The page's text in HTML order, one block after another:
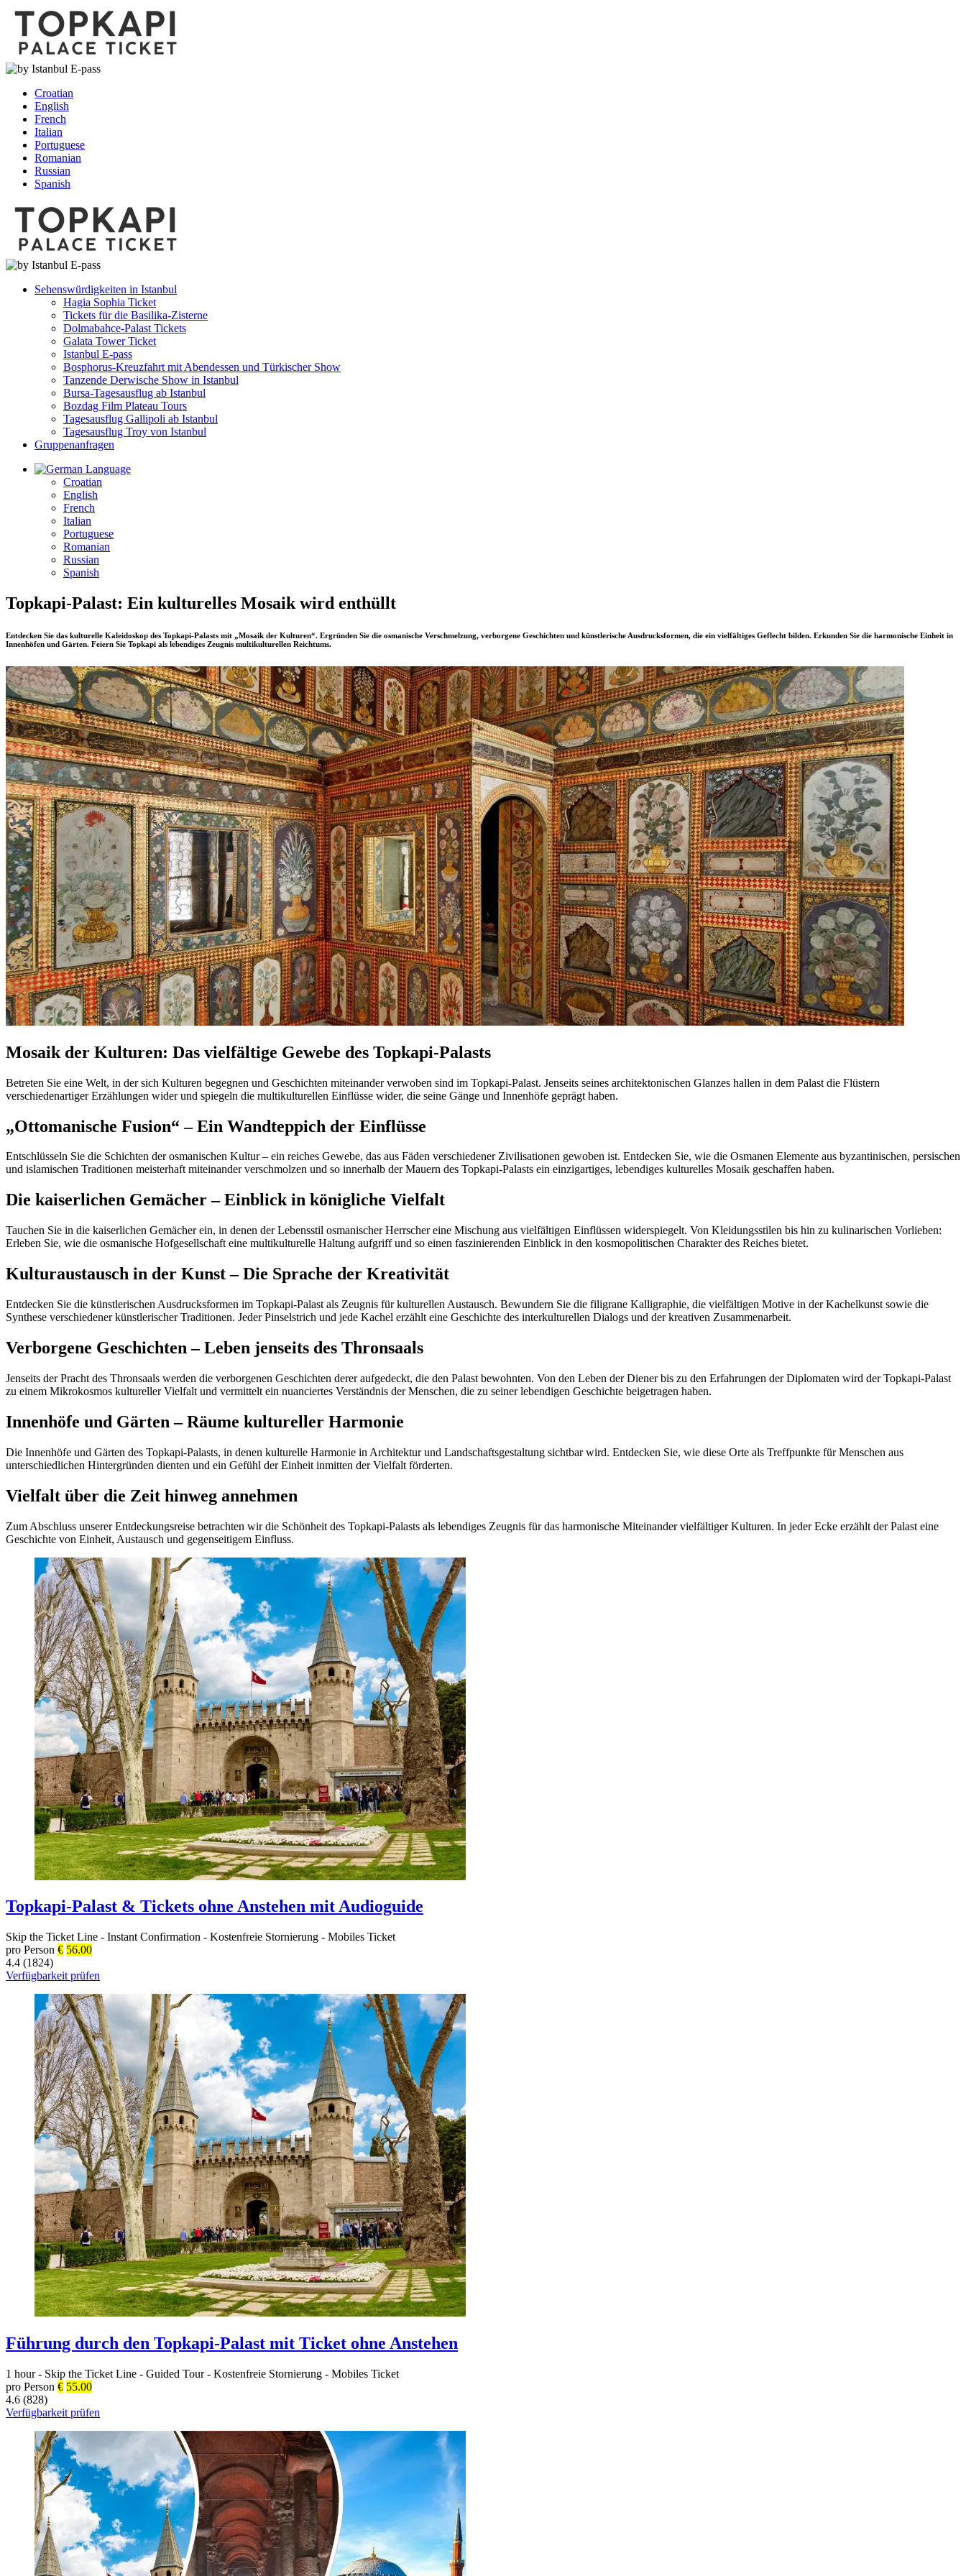
Croatian
English
French
Italian
Portuguese
Romanian
Russian
Spanish
Sehenswürdigkeiten in Istanbul
Hagia Sophia Ticket
Tickets für die Basilika-Zisterne
Dolmabahce-Palast Tickets
Galata Tower Ticket
Istanbul E-pass
Bosphorus-Kreuzfahrt mit Abendessen und Türkischer Show
Tanzende Derwische Show in Istanbul
Bursa-Tagesausflug ab Istanbul
Bozdag Film Plateau Tours
Tagesausflug Gallipoli ab Istanbul
Tagesausflug Troy von Istanbul
Gruppenanfragen
Language
Croatian
English
French
Italian
Portuguese
Romanian
Russian
Spanish
Topkapi-Palast: Ein kulturelles Mosaik wird enthüllt
Entdecken Sie das kulturelle Kaleidoskop des Topkapi-Palasts mit „Mosaik der Kulturen“. Ergründen Sie die osmanische Verschmelzung, verborgene Geschichten und künstlerische Ausdrucksformen, die ein vielfältiges Geflecht bilden. Erkunden Sie die harmonische Einheit in
Innenhöfen und Gärten. Feiern Sie Topkapi als lebendiges Zeugnis multikulturellen Reichtums.
Mosaik der Kulturen: Das vielfältige Gewebe des Topkapi-Palasts
Betreten Sie eine Welt, in der sich Kulturen begegnen und Geschichten miteinander verwoben sind im Topkapi-Palast. Jenseits seines architektonischen Glanzes hallen in dem Palast die Flüstern
verschiedenartiger Erzählungen wider und spiegeln die multikulturellen Einflüsse wider, die seine Gänge und Innenhöfe geprägt haben.
„Ottomanische Fusion“ – Ein Wandteppich der Einflüsse
Entschlüsseln Sie die Schichten der osmanischen Kultur – ein reiches Gewebe, das aus Fäden verschiedener Zivilisationen gewoben ist. Entdecken Sie, wie die Osmanen Elemente aus byzantinischen, persischen
und islamischen Traditionen meisterhaft miteinander verschmolzen und so innerhalb der Mauern des Topkapi-Palasts ein einzigartiges, lebendiges kulturelles Mosaik geschaffen haben.
Die kaiserlichen Gemächer – Einblick in königliche Vielfalt
Tauchen Sie in die kaiserlichen Gemächer ein, in denen der Lebensstil osmanischer Herrscher eine Mischung aus vielfältigen Einflüssen widerspiegelt. Von Kleidungsstilen bis hin zu kulinarischen Vorlieben:
Erleben Sie, wie die osmanische Hofgesellschaft eine multikulturelle Haltung aufgriff und so einen faszinierenden Einblick in den kosmopolitischen Charakter des Reiches bietet.
Kulturaustausch in der Kunst – Die Sprache der Kreativität
Entdecken Sie die künstlerischen Ausdrucksformen im Topkapi-Palast als Zeugnis für kulturellen Austausch. Bewundern Sie die filigrane Kalligraphie, die vielfältigen Motive in der Kachelkunst sowie die
Synthese verschiedener künstlerischer Traditionen. Jeder Pinselstrich und jede Kachel erzählt eine Geschichte des interkulturellen Dialogs und der kreativen Zusammenarbeit.
Verborgene Geschichten – Leben jenseits des Thronsaals
Jenseits der Pracht des Thronsaals werden die verborgenen Geschichten derer aufgedeckt, die den Palast bewohnten. Von den Leben der Diener bis zu den Erfahrungen der Diplomaten wird der Topkapi-Palast
zu einem Mikrokosmos kultureller Vielfalt und vermittelt ein nuanciertes Verständnis der Menschen, die zu seiner lebendigen Geschichte beigetragen haben.
Innenhöfe und Gärten – Räume kultureller Harmonie
Die Innenhöfe und Gärten des Topkapi-Palasts, in denen kulturelle Harmonie in Architektur und Landschaftsgestaltung sichtbar wird. Entdecken Sie, wie diese Orte als Treffpunkte für Menschen aus
unterschiedlichen Hintergründen dienten und ein Gefühl der Einheit inmitten der Vielfalt förderten.
Vielfalt über die Zeit hinweg annehmen
Zum Abschluss unserer Entdeckungsreise betrachten wir die Schönheit des Topkapi-Palasts als lebendiges Zeugnis für das harmonische Miteinander vielfältiger Kulturen. In jeder Ecke erzählt der Palast eine
Geschichte von Einheit, Austausch und gegenseitigem Einfluss.
Topkapi-Palast & Tickets ohne Anstehen mit Audioguide
Skip the Ticket Line - Instant Confirmation - Kostenfreie Stornierung - Mobiles Ticket
pro Person € 56.00
4.4 (1824)
Verfügbarkeit prüfen
Führung durch den Topkapi-Palast mit Ticket ohne Anstehen
1 hour - Skip the Ticket Line - Guided Tour - Kostenfreie Stornierung - Mobiles Ticket
pro Person € 55.00
4.6 (828)
Verfügbarkeit prüfen